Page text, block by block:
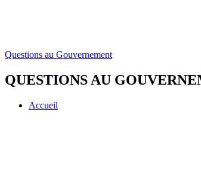
Questions au Gouvernement
QUESTIONS AU
Accueil